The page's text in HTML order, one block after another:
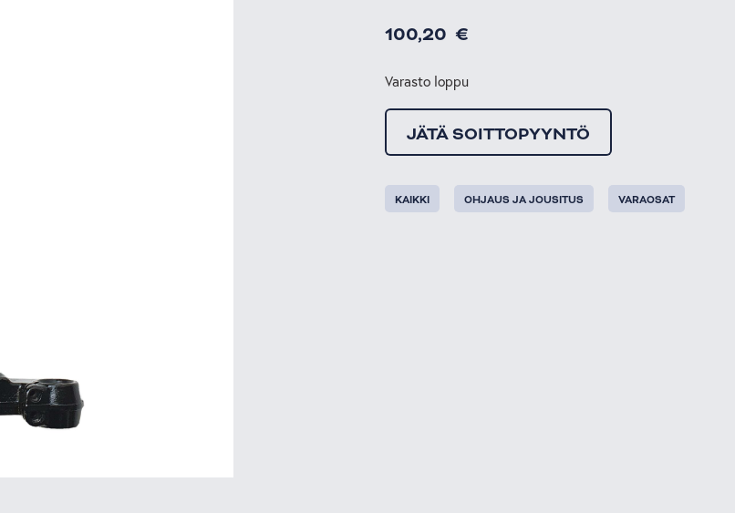
100,20 €
Varasto loppu
JÄTÄ SOITTOPYYNTÖ
KAIKKI OHJAUS JA JOUSITUS VARAOSAT